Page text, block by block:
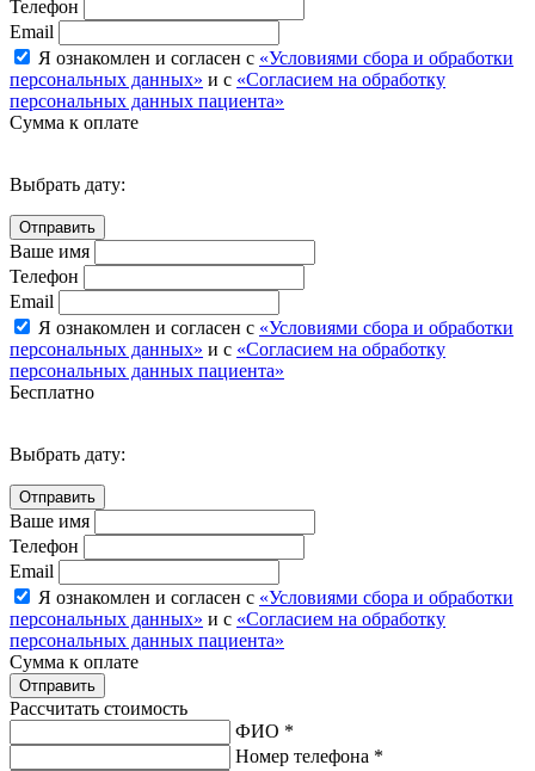
Телефон
Email
Я ознакомлен и согласен с «Условиями сбора и обработки
персональных данных» и с «Согласием на обработку
персональных данных пациента»
Сумма к оплате
Выбрать дату:
Ваше имя
Телефон
Email
Я ознакомлен и согласен с «Условиями сбора и обработки
персональных данных» и с «Согласием на обработку
персональных данных пациента»
Бесплатно
Выбрать дату:
Ваше имя
Телефон
Email
Я ознакомлен и согласен с «Условиями сбора и обработки
персональных данных» и с «Согласием на обработку
персональных данных пациента»
Сумма к оплате
Рассчитать стоимость
ФИО *
Номер телефона *